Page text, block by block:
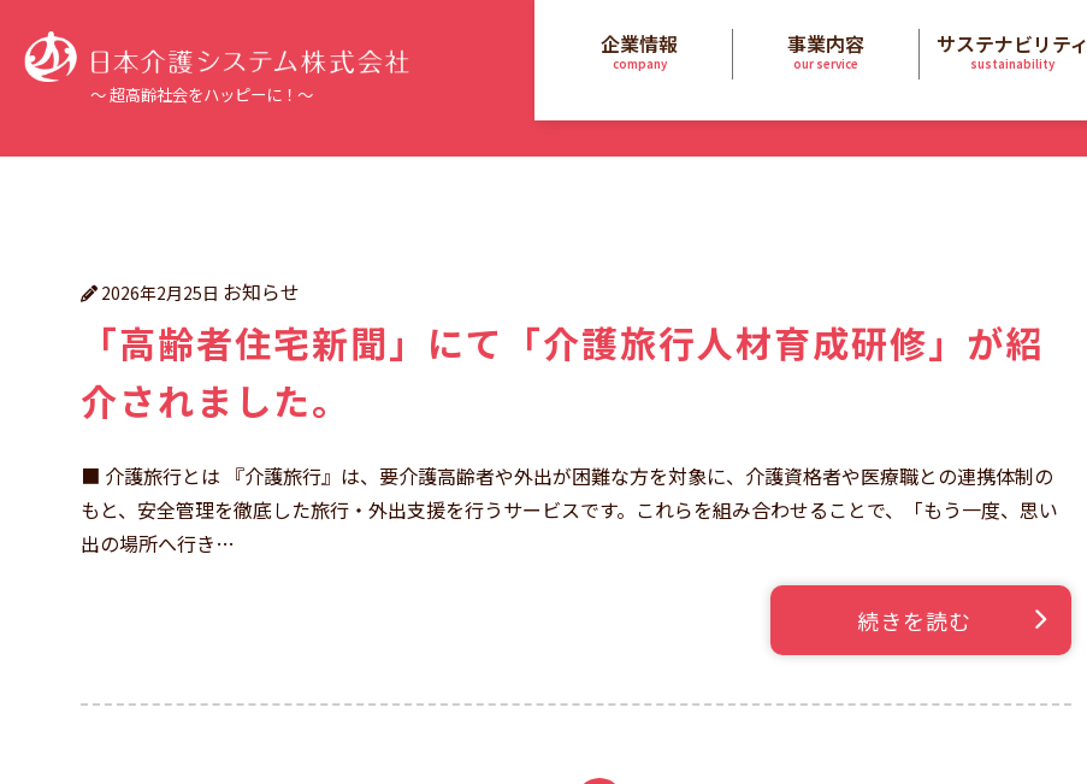
～ 超高齢社会をハッピーに！～
企業情報
company
事業内容
our service
サステナビリティ
sustainability
2026年2月25日 お知らせ
「高齢者住宅新聞」にて「介護旅行人材育成研修」が紹
介されました。
■ 介護旅行とは 『介護旅行』は、要介護高齢者や外出が困難な方を対象に、介護資格者や医療職との連携体制の
もと、安全管理を徹底した旅行・外出支援を行うサービスです。これらを組み合わせることで、「もう一度、思い
出の場所へ行き…
続きを読む